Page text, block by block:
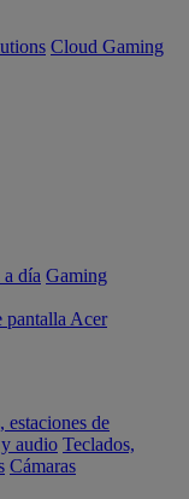
Cloud Gaming
día Gaming
pantalla Acer
estaciones de
audio Teclados,
Cámaras